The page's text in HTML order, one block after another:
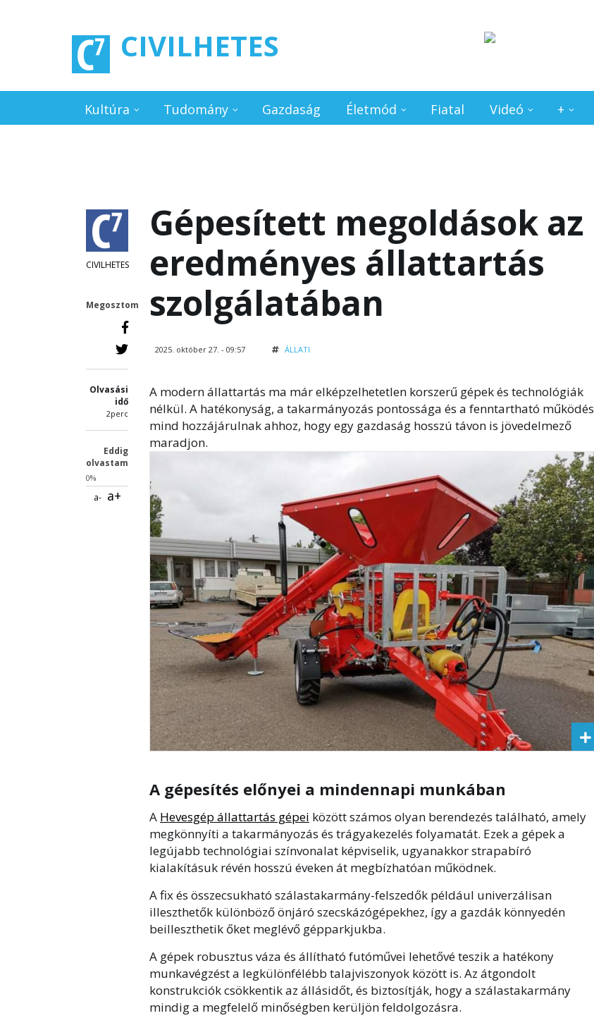
CIVILHETES
Kultúra Tudomány Gazdaság Életmód Fiatal Videó +
CIVILHETES
Megosztom
Olvasási
idő
2perc
Eddig
olvastam
0%
a- a+
Gépesített megoldások az
eredményes állattartás
szolgálatában
2025. október 27. - 09:57 ÁLLATI
A modern állattartás ma már elképzelhetetlen korszerű gépek és technológiák
nélkül. A hatékonyság, a takarmányozás pontossága és a fenntartható működés
mind hozzájárulnak ahhoz, hogy egy gazdaság hosszú távon is jövedelmező
maradjon.
A gépesítés előnyei a mindennapi munkában
A Hevesgép állattartás gépei között számos olyan berendezés található, amely
megkönnyíti a takarmányozás és trágyakezelés folyamatát. Ezek a gépek a
legújabb technológiai színvonalat képviselik, ugyanakkor strapabíró
kialakításuk révén hosszú éveken át megbízhatóan működnek.
A fix és összecsukható szálastakarmány-felszedők például univerzálisan
illeszthetők különböző önjáró szecskázógépekhez, így a gazdák könnyedén
beilleszthetik őket meglévő gépparkjukba.
A gépek robusztus váza és állítható futóművei lehetővé teszik a hatékony
munkavégzést a legkülönfélébb talajviszonyok között is. Az átgondolt
konstrukciók csökkentik az állásidőt, és biztosítják, hogy a szálastakarmány
mindig a megfelelő minőségben kerüljön feldolgozásra.